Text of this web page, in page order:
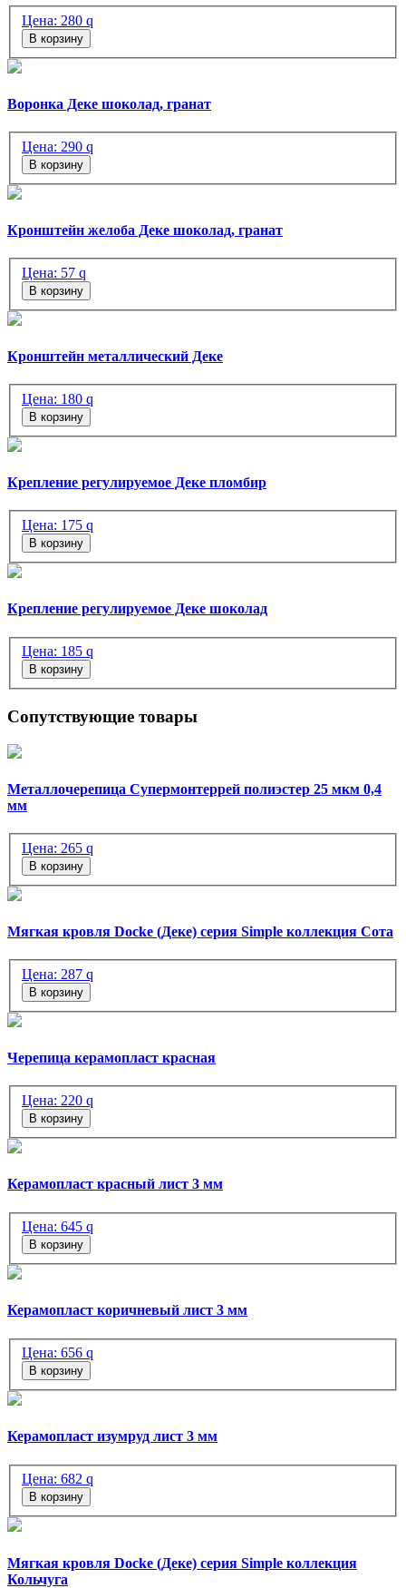
Цена: 280 q
В корзину
Воронка Деке шоколад, гранат
Цена: 290 q
В корзину
Кронштейн желоба Деке шоколад, гранат
Цена: 57 q
В корзину
Кронштейн металлический Деке
Цена: 180 q
В корзину
Крепление регулируемое Деке пломбир
Цена: 175 q
В корзину
Крепление регулируемое Деке шоколад
Цена: 185 q
В корзину
Сопутствующие товары
Металлочерепица Супермонтеррей полиэстер 25 мкм 0,4
мм
Цена: 265 q
В корзину
Мягкая кровля Docke (Деке) серия Simple коллекция Сота
Цена: 287 q
В корзину
Черепица керамопласт красная
Цена: 220 q
В корзину
Керамопласт красный лист 3 мм
Цена: 645 q
В корзину
Керамопласт коричневый лист 3 мм
Цена: 656 q
В корзину
Керамопласт изумруд лист 3 мм
Цена: 682 q
В корзину
Мягкая кровля Docke (Деке) серия Simple коллекция
Кольчуга